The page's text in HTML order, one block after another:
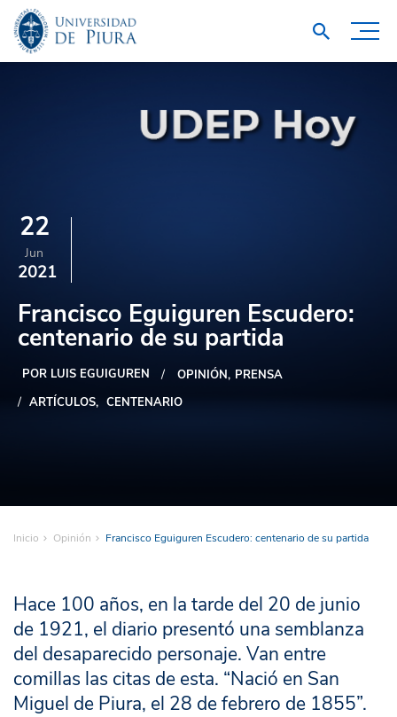
22
Jun
2021
Francisco Eguiguren Escudero:
centenario de su partida
POR LUIS EGUIGUREN OPINIÓN PRENSA
ARTÍCULOS
CENTENARIO
Inicio Opinión Francisco Eguiguren Escudero: centenario de su partida
Hace 100 años, en la tarde del 20 de junio
de 1921, el diario presentó una semblanza
del desaparecido personaje. Van entre
comillas las citas de esta. “Nació en San
Miguel de Piura, el 28 de febrero de 1855”.